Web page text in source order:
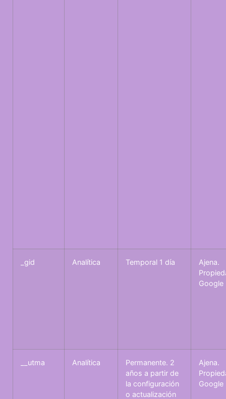
_gid Analítica Temporal 1 día
Ajena.
Google
__utma Analítica
Permanente. 2
años a partir de
la configuración
o actualización
Ajena.
Google